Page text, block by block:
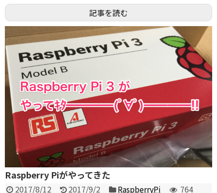
記事を読む
Raspberry Piがやってきた
2017/8/12 2017/9/2 RaspberryPi 764